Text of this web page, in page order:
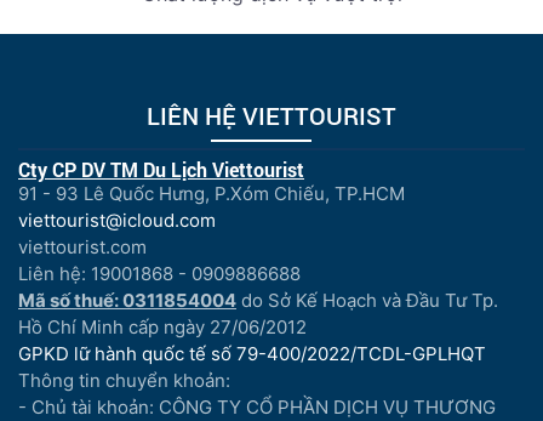
LIÊN HỆ VIETTOURIST
Cty CP DV TM Du Lịch Viettourist
91 - 93 Lê Quốc Hưng, P.Xóm Chiếu, TP.HCM
viettourist@icloud.com
viettourist.com
Liên hệ: 19001868 - 0909886688
Mã số thuế: 0311854004 do Sở Kế Hoạch và Đầu Tư Tp.
Hồ Chí Minh cấp ngày 27/06/2012
GPKD lữ hành quốc tế số 79-400/2022/TCDL-GPLHQT
Thông tin chuyển khoản:
- Chủ tài khoản: CÔNG TY CỔ PHẦN DỊCH VỤ THƯƠNG